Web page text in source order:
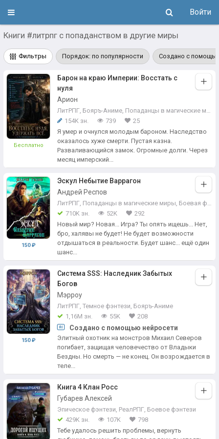
Войти
Книги #литрпг с попаданством в другие миры
Фильтры Порядок: по популярности Создано с
Бесплатно
Барон на краю Империи: Восстать с
нуля
Арион
ЛитРПГ, Бояръ-Аниме, Попаданцы в магические миры
154K зн.
739
25
Я умер и очнулся молодым бароном. Наследство
оказалось хуже смерти. Пустая казна.
Разваливающийся замок. Огромные долги. Через
месяц имперский...
150 ₽
Эскул Небытие Варрагон
Андрей Респов
ЛитРПГ, Попаданцы в магические миры, Боевая фантастика
710K зн.
52K
292
Новый мир? Новая... Игра? Ты опять ищешь... Нет,
бро, халявы не будет! Не будет возможности
отдышаться в реальности. Будет шанс... ещё один
шанс...
150 ₽
Система SSS: Наследник Забытых
Богов
Мэрроу
ЛитРПГ, Темное фэнтези, Бояръ-Аниме
1,16М зн.
55K 208
Создано с помощью нейросети
Элитный охотник на монстров Михаил Северов
погибает, защищая человечество от Владыки
Бездны. Но смерть — не конец. Он возрождается в
теле...
Книга 4 Клан Росс
Губарев Алексей
Эпическое фэнтези, РеалРПГ, Боевое фэнтези
429K зн.
107K
798
Тебе удалось решить проблемы, вернуть